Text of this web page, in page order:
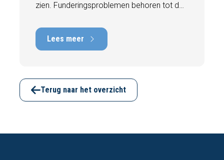
zien. Funderingsproblemen behoren tot de
kan hebben, met herstelkosten die kunnen
oplopen tot tienduizenden euro's. Gelukkig
zijn er tijdens een bezichtiging vaak al
funderingsschade of verzakkingen. In dit
artikel bespreken we zeven belangrijke
kenmerken waarop u kunt letten voordat u
Lees meer
Terug naar het overzicht